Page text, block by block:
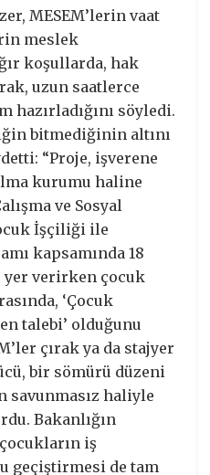
MESEM’lerin vaat
meslek
koşullarda, hak
uzun saatlerce
hazırladığını söyledi.
bitmediğinin altını
“Proje, işverene
kurumu haline
ve Sosyal
İşçiliği ile
kapsamında 18
yer verirken çocuk
‘Çocuk
talebi’ olduğunu
çırak ya da stajyer
bir sömürü düzeni
savunmasız haliyle
Bakanlığın
iş
geçiştirmesi de tam